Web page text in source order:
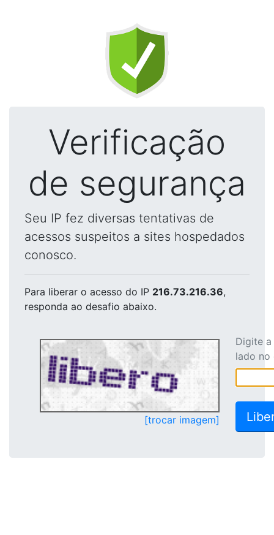
Verificação
de segurança
Seu IP fez diversas tentativas de
acessos suspeitos a sites hospedados
conosco.
Para liberar o acesso do IP 216.73.216.36,
responda ao desafio abaixo.
[trocar imagem]
Digite
lado no